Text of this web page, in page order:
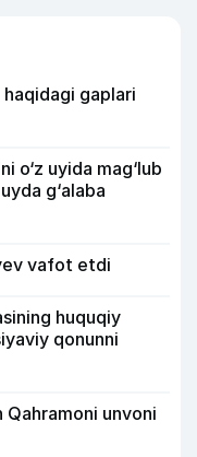
gaplari
o‘z uyida mag‘lub
g‘alaba
vafot etdi
huquqiy
qonunni
unvoni